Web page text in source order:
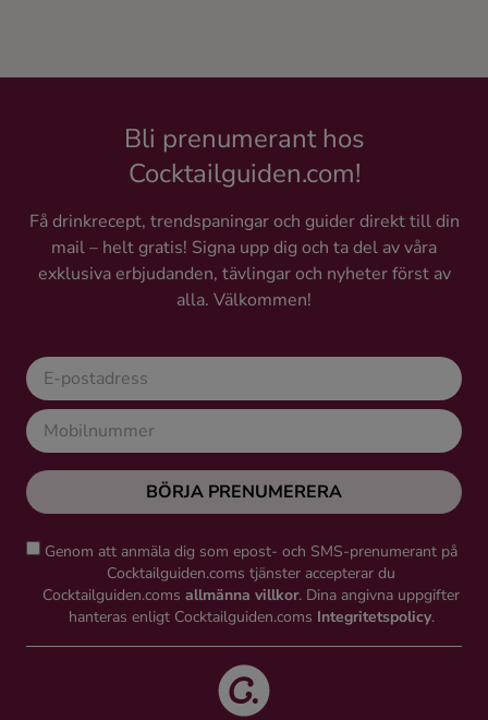
Tequila
Ingredienser
Bli prenumerant hos
Cocktailguiden.com!
Få drinkrecept, trendspaningar och guider direkt till din
mail – helt gratis! Signa upp dig och ta del av våra
exklusiva erbjudanden, tävlingar och nyheter först av
alla. Välkommen!
BÖRJA PRENUMERERA
Genom att anmäla dig som epost- och SMS-prenumerant på
Cocktailguiden.coms tjänster accepterar du
Cocktailguiden.coms allmänna villkor. Dina angivna uppgifter
hanteras enligt Cocktailguiden.coms Integritetspolicy.